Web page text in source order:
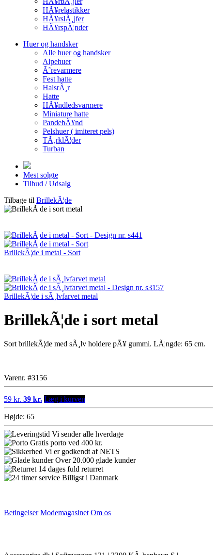
HÃ¥relastikker
HÃ¥rslÃ¸jfer
HÃ¥rspÃ¦nder
Huer og handsker
Alle huer og handsker
Alpehuer
Ã˜revarmere
Fest hatte
HalsrÃ¸r
Hatte
HÃ¥ndledsvarmere
Miniature hatte
PandebÃ¥nd
Pelshuer ( imiteret pels)
TÃ¸rklÃ¦der
Turban
Mest solgte
Tilbud / Udsalg
Tilbage til BrillekÃ¦de
BrillekÃ¦de i metal - Sort
BrillekÃ¦de i sÃ¸lvfarvet metal
BrillekÃ¦de i sort metal
Sort brillekÃ¦de med sÃ¸lv holdere pÃ¥ gummi. LÃ¦ngde: 65 cm.
Varenr. #3156
59 kr. 39 kr. Læg i kurven
Højde: 65
Vi sender alle hverdage
Gratis porto ved 400 kr.
Vi er godkendt af NETS
Over 20.000 glade kunder
14 dages fuld returret
Billigst i Danmark
Betingelser Modemagasinet Om os